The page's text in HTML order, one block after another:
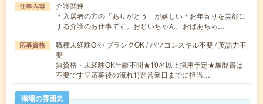
仕事内容
介護関連
＊入居者の方の「ありがとう」が嬉しい＊お年寄りを笑顔に
する介護のお仕事です。おじいちゃん、おばあちゃ…
応募資格
職種未経験OK / ブランクOK / パソコンスキル不要 / 英語力不
要
無資格・未経験OK年齢不問★10名以上採用予定★履歴書は
不要です▽応募後の流れ1)翌営業日までに担当…
職場の雰囲気